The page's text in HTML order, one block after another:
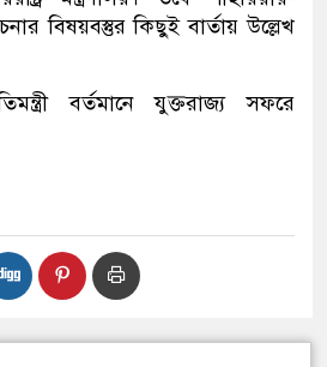
বিষয়বস্তুর কিছুই বার্তায় উল্লেখ
বর্তমানে যুক্তরাজ্য সফরে